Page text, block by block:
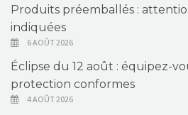
Produits préemballés :
indiquées
6 AOÛT 2026
Éclipse du 12 août : équipez-
protection conformes
4 AOÛT 2026